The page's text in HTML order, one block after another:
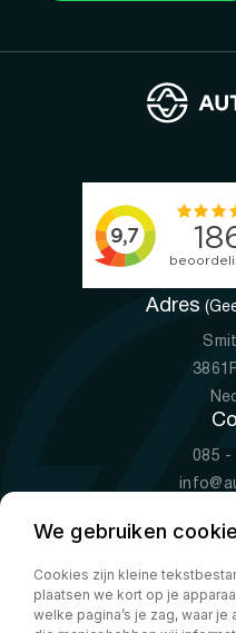
Adres
085 -
Ma-Vr
Za
We gebruiken
Cookies zijn kleine
plaatsen we kort op je
welke pagina’s je zag, waar